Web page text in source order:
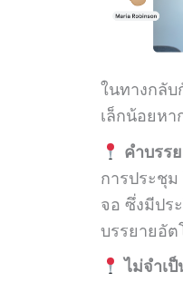
ในทางกลั
เล็กน้อยหา
คำบรร
การประชุ
จอ ซึ่งมีปร
บรรยายอั
ไม่จำเ